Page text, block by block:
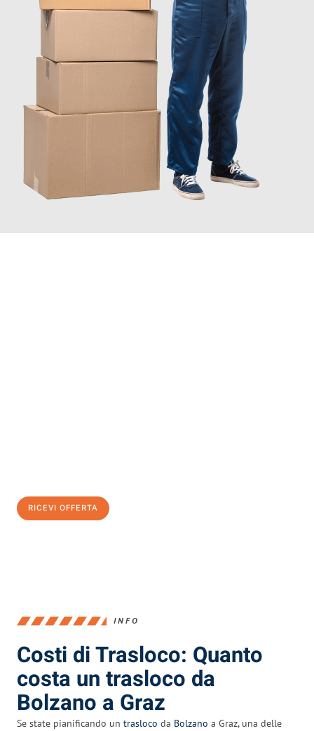
RICEVI OFFERTA
INFO
Costi di Trasloco: Quanto
costa un trasloco da
Bolzano a Graz
Se state pianificando un trasloco da Bolzano a Graz, una delle